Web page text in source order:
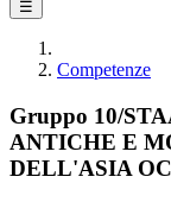
☰
Competenze
Gruppo 10/
ANTICHE E
DELL'ASIA